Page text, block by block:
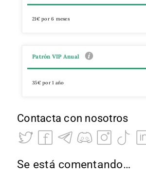
21€ por 6 meses
Patrón VIP Anual
35€ por 1 año
Contacta con nosotros
Se está comentando…